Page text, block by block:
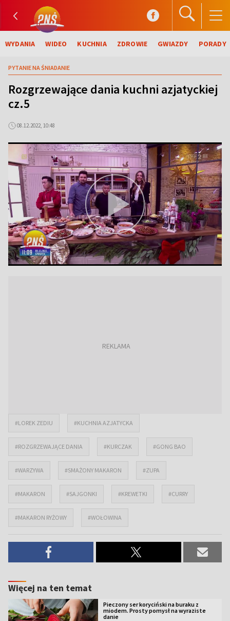
WYDANIA WIDEO KUCHNIA ZDROWIE GWIAZDY PORADY
PYTANIE NA ŚNIADANIE
Rozgrzewające dania kuchni azjatyckiej
cz.5
08.12.2022, 10:48
#LOREK ZEDIU #KUCHNIA AZJATYCKA
#ROZGRZEWAJĄCE DANIA #KURCZAK #GONG BAO
#WARZYWA #SMAŻONY MAKARON #ZUPA
#MAKARON #SAJGONKI #KREWETKI #CURRY
#MAKARON RYŻOWY #WOŁOWINA
Więcej na ten temat
Pieczony ser koryciński na buraku z
miodem. Prosty pomysł na wyraziste
danie